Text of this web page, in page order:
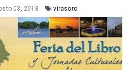
03, 2018 virasoro